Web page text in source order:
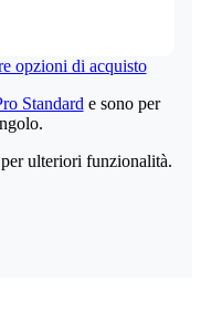
opzioni di acquisto
Standard e sono per
per ulteriori funzionalità.